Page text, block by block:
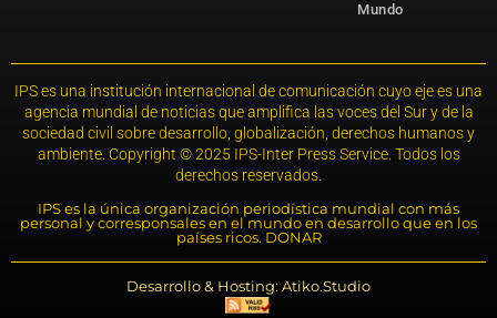
Mundo
IPS es una institución internacional de comunicación cuyo eje es una
agencia mundial de noticias que amplifica las voces del Sur y de la
sociedad civil sobre desarrollo, globalización, derechos humanos y
ambiente. Copyright © 2025 IPS-Inter Press Service. Todos los
derechos reservados.
IPS es la única organización periodística mundial con más
personal y corresponsales en el mundo en desarrollo que en los
países ricos. DONAR
Desarrollo & Hosting: Atiko.Studio